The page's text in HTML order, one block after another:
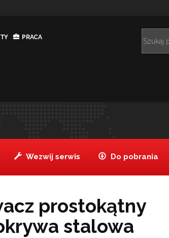
PRACA
Wezwij serwis Do pobrania
prostokątny
stalowa